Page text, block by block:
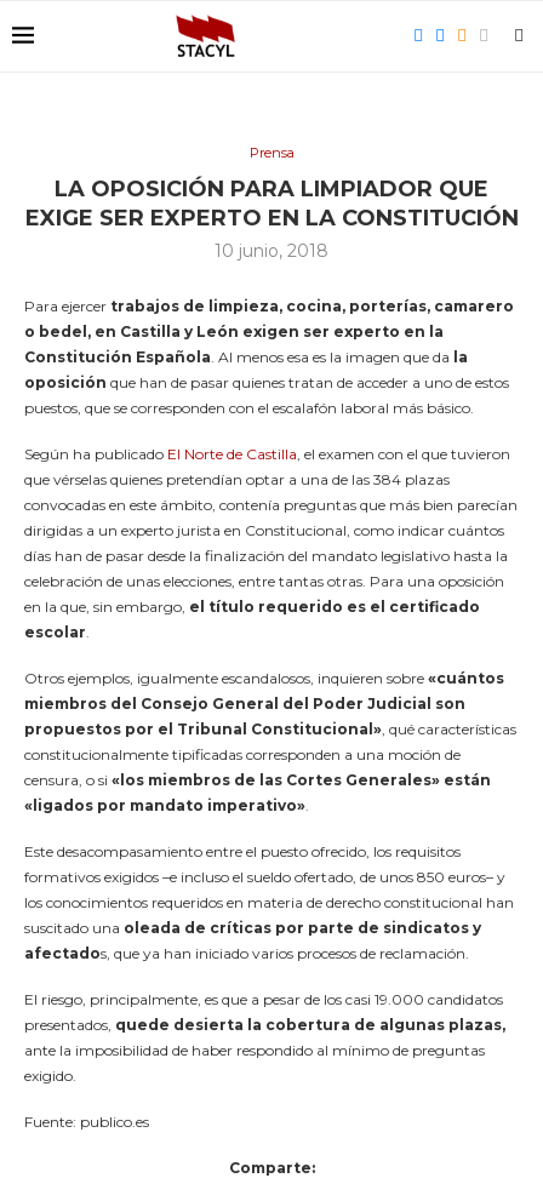
Prensa
LA OPOSICIÓN PARA LIMPIADOR QUE
EXIGE SER EXPERTO EN LA CONSTITUCIÓN
10 junio, 2018
Para ejercer trabajos de limpieza, cocina, porterías, camarero
o bedel, en Castilla y León exigen ser experto en la
Constitución Española. Al menos esa es la imagen que da la
oposición que han de pasar quienes tratan de acceder a uno de estos
puestos, que se corresponden con el escalafón laboral más básico.
Según ha publicado El Norte de Castilla, el examen con el que tuvieron
que vérselas quienes pretendían optar a una de las 384 plazas
convocadas en este ámbito, contenía preguntas que más bien parecían
dirigidas a un experto jurista en Constitucional, como indicar cuántos
días han de pasar desde la finalización del mandato legislativo hasta la
celebración de unas elecciones, entre tantas otras. Para una oposición
en la que, sin embargo, el título requerido es el certificado
escolar.
Otros ejemplos, igualmente escandalosos, inquieren sobre «cuántos
miembros del Consejo General del Poder Judicial son
propuestos por el Tribunal Constitucional», qué características
constitucionalmente tipificadas corresponden a una moción de
censura, o si «los miembros de las Cortes Generales» están
«ligados por mandato imperativo».
Este desacompasamiento entre el puesto ofrecido, los requisitos
formativos exigidos –e incluso el sueldo ofertado, de unos 850 euros– y
los conocimientos requeridos en materia de derecho constitucional han
suscitado una oleada de críticas por parte de sindicatos y
afectados, que ya han iniciado varios procesos de reclamación.
El riesgo, principalmente, es que a pesar de los casi 19.000 candidatos
presentados, quede desierta la cobertura de algunas plazas,
ante la imposibilidad de haber respondido al mínimo de preguntas
exigido.
Fuente: publico.es
Comparte: